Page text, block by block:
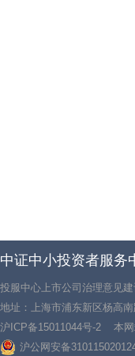
中证中小投资者服务
投服中心上市公司治理意见
地址：上海市浦东新区杨高
沪ICP备15011044号-2 本网
沪公网安备